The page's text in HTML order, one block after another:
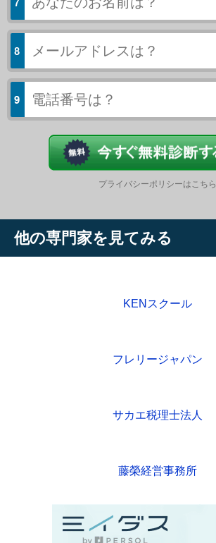
プライバシーポリシーはこちら
他の専門家を見てみる
KENスクール
フレリージャパン
サカエ税理士法人
藤榮経営事務所